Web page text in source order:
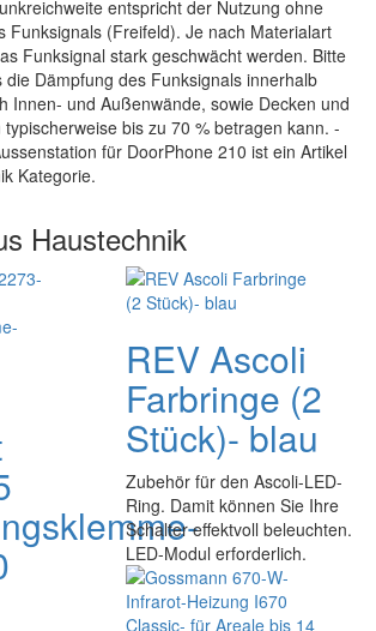
entspricht der Nutzung ohne
Funksignals (Freifeld). Je nach Materialart
Funksignal stark geschwächt werden. Bitte
die Dämpfung des Funksignals innerhalb
Innen- und Außenwände, sowie Decken und
bis zu 70 % betragen kann. -
für DoorPhone 210 ist ein Artikel
Kategorie.
Haustechnik
REV Ascoli
Farbringe (2
Stück)- blau
Zubehör für den Ascoli-LED-
Ring. Damit können Sie Ihre
Schalter effektvoll beleuchten.
LED-Modul erforderlich.